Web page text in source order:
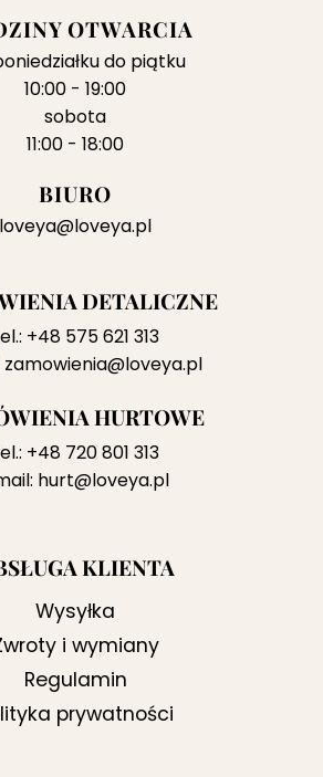
OTWARCIA
do piątku
10:00 - 19:00
sobota
11:00 - 18:00
BIURO
loveya@loveya.pl
DETALICZNE
+48 575 621 313
zamowienia@loveya.pl
HURTOWE
+48 720 801 313
hurt@loveya.pl
KLIENTA
Wysyłka
i wymiany
Regulamin
prywatności